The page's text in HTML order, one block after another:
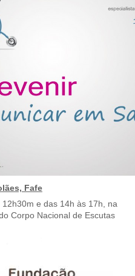
Fafe
e das 14h às 17h, na
Corpo Nacional de Escutas